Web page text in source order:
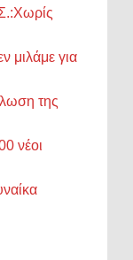
μιλάμε για
της
νέοι